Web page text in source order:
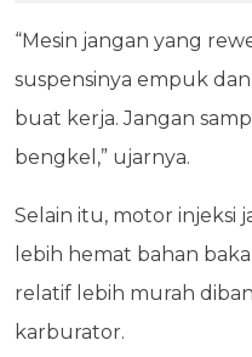
“Mesin jangan yang
suspensinya empuk
buat kerja. Jangan
bengkel,” ujarnya.
Selain itu, motor injeksi
lebih hemat bahan
relatif lebih murah
karburator.